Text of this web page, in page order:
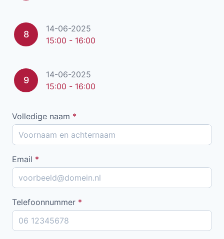
8
14-06-2025
15:00 - 16:00
9
14-06-2025
15:00 - 16:00
Volledige naam *
Email *
Telefoonnummer *